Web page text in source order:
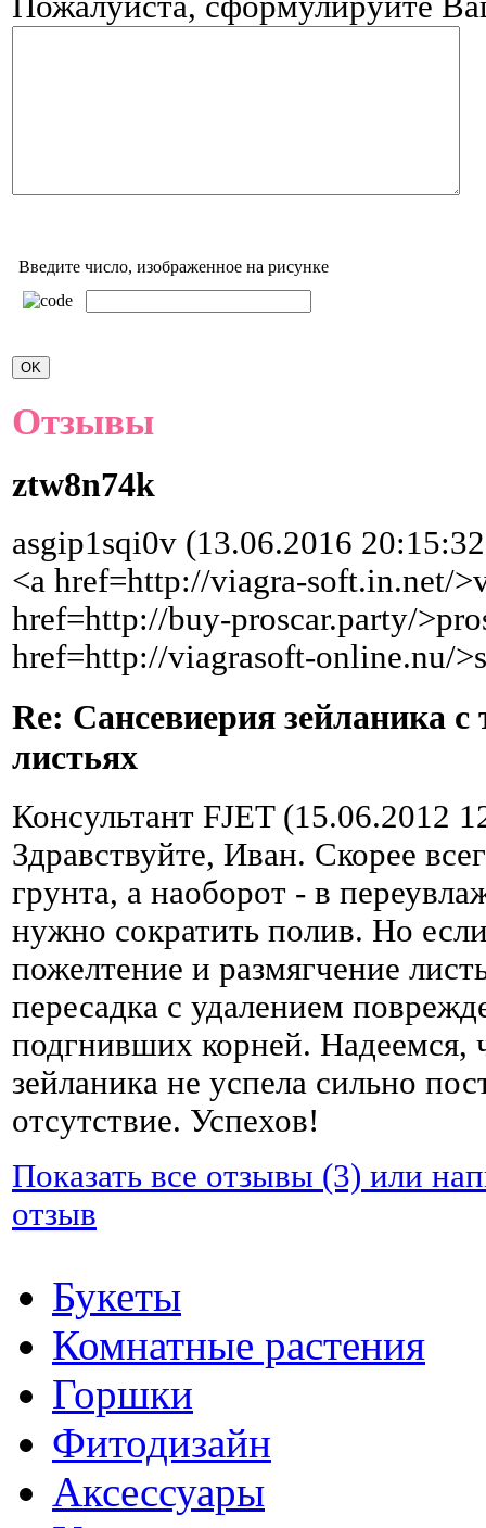
Введите число, изображенное на рисунке
Отзывы
ztw8n74k
asgip1sqi0v (13.06.2016
<a href=http://viagra-soft.in.net/
href=http://buy-proscar.party/
href=http://viagrasoft-online.nu/
Re: Сансевиерия зейланика
листьях
Консультант FJET (15.06.2012
Здравствуйте, Иван. Скорее
грунта, а наоборот - в
нужно сократить полив. Но
пожелтение и размягчение
пересадка с удалением
подгнивших корней. Надеемся,
зейланика не успела сильно
отсутствие. Успехов!
Показать все отзывы (3) или
отзыв
Букеты
Комнатные растения
Горшки
Фитодизайн
Аксессуары